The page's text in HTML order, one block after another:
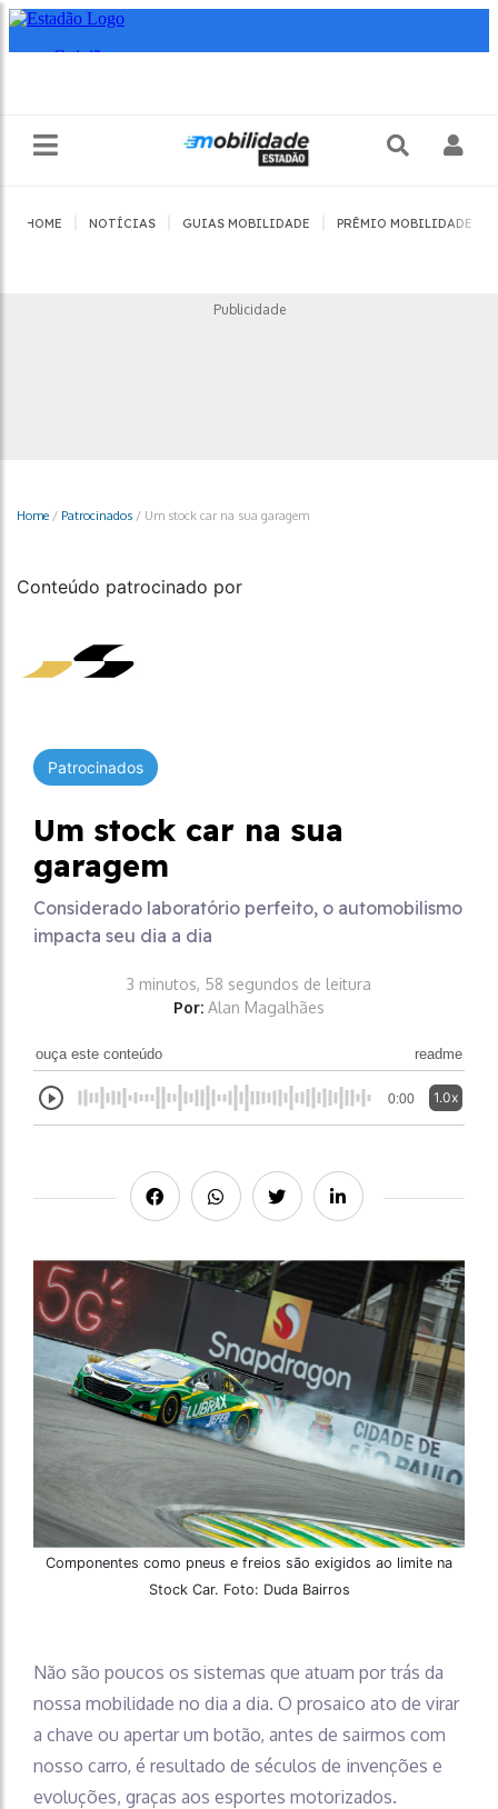
HOME NOTÍCIAS GUIAS MOBILIDADE PRÊMIO MOBILIDADE
Publicidade
Home / Patrocinados / Um stock car na sua garagem
Conteúdo patrocinado por
Patrocinados
Um stock car na sua
garagem
Considerado laboratório perfeito, o automobilismo
impacta seu dia a dia
3 minutos, 58 segundos de leitura
Por: Alan Magalhães
ouça este conteúdo readme
0:00 1.0x
Componentes como pneus e freios são exigidos ao limite na
Stock Car. Foto: Duda Bairros
Não são poucos os sistemas que atuam por trás da
nossa mobilidade no dia a dia. O prosaico ato de virar
a chave ou apertar um botão, antes de sairmos com
nosso carro, é resultado de séculos de invenções e
evoluções, graças aos esportes motorizados.